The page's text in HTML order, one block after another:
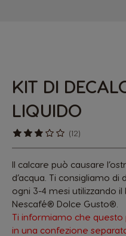
KIT DI
LIQUIDO
(12)
Il calcare può causare
d’acqua. Ti consigliamo
ogni 3-4 mesi utilizzando
Nescafé® Dolce Gusto®.
Ti informiamo che
in una confezione